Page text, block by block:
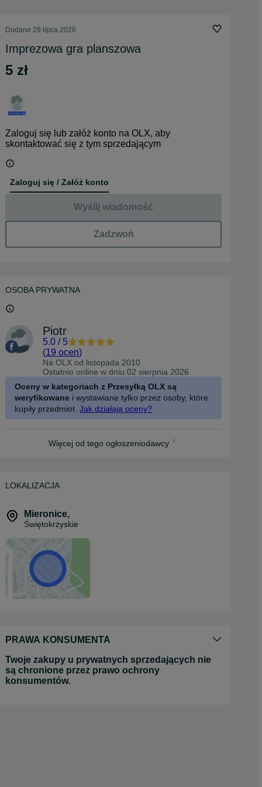
Dodane 29 lipca 2026
Imprezowa gra planszowa
5 zł
Zaloguj się lub załóż konto na OLX, aby
skontaktować się z tym sprzedającym
Zaloguj się / Załóż konto
Wyślij wiadomość
Zadzwoń
OSOBA PRYWATNA
Piotr
5.0 / 5
(19 ocen)
Na OLX od listopada 2010
Ostatnio online w dniu 02 sierpnia 2026
Oceny w kategoriach z Przesyłką OLX są
weryfikowane i wystawiane tylko przez osoby, które
kupiły przedmiot. Jak działają oceny?
Więcej od tego ogłoszeniodawcy
LOKALIZACJA
Mieronice,
Świętokrzyskie
PRAWA KONSUMENTA
Twoje zakupy u prywatnych sprzedających nie
są chronione przez prawo ochrony
konsumentów.